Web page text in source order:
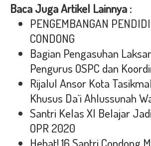
Baca Juga Artikel Lainnya :
PENGEMBANGAN
CONDONG
Bagian Pengasuhan
Pengurus OSPC dan
Rijalul Ansor Kota
Khusus Da`i Ahlussunah
Santri Kelas XI Belajar
OPR 2020
Hebat! 16 Santri Condong